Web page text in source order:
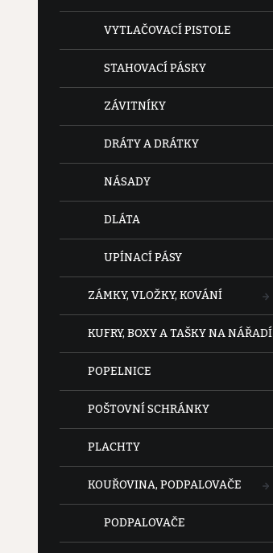
VYTLAČOVACÍ PISTOLE
STAHOVACÍ PÁSKY
ZÁVITNÍKY
DRÁTY A DRÁTKY
NÁSADY
DLÁTA
UPÍNACÍ PÁSY
ZÁMKY, VLOŽKY, KOVÁNÍ
KUFRY, BOXY A TAŠKY NA NÁŘADÍ
POPELNICE
POŠTOVNÍ SCHRÁNKY
PLACHTY
KOUŘOVINA, PODPALOVAČE
PODPALOVAČE